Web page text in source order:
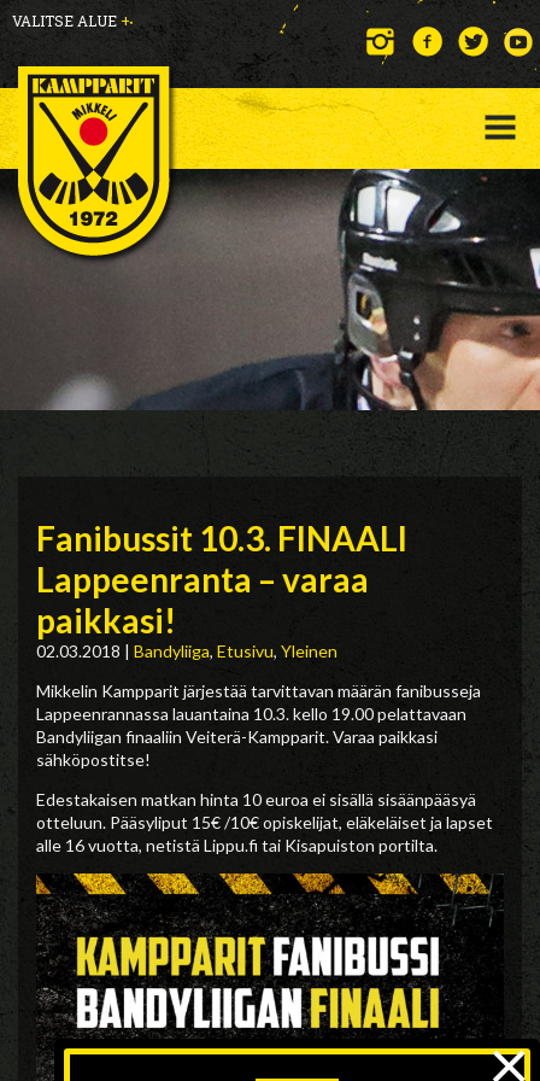
VALITSE ALUE +
Fanibussit 10.3. FINAALI
Lappeenranta – varaa
paikkasi!
02.03.2018 | Bandyliiga, Etusivu, Yleinen
Mikkelin Kampparit järjestää tarvittavan määrän fanibusseja
Lappeenrannassa lauantaina 10.3. kello 19.00 pelattavaan
Bandyliigan finaaliin Veiterä-Kampparit. Varaa paikkasi
sähköpostitse!
Edestakaisen matkan hinta 10 euroa ei sisällä sisäänpääsyä
otteluun. Pääsyliput 15€ /10€ opiskelijat, eläkeläiset ja lapset
alle 16 vuotta, netistä Lippu.fi tai Kisapuiston portilta.
×